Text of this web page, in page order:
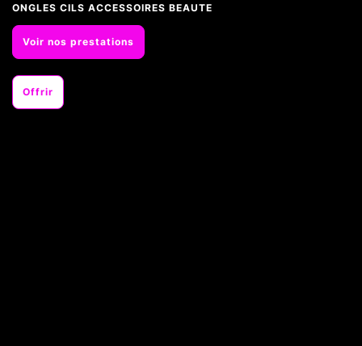
ONGLES CILS ACCESSOIRES BEAUTE
Voir nos prestations
Offrir